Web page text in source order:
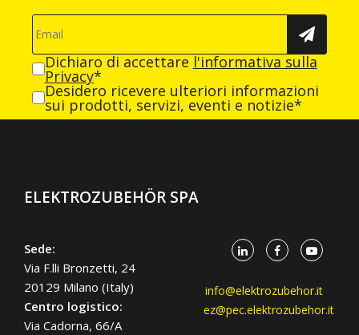
Dichiaro di accettare l'informativa sulla
Privacy*
Desidero ricevere ulteriori informazioni
sui prodotti, servizi, eventi e notizie*
ELEKTROZUBEHÖR SPA
Sede:
Via F.lli Bronzetti, 24
20129 Milano (Italy)
Centro logistico:
Via Cadorna, 66/A
info@elektrozubehor.it
ez@pec.elektrozubehor.it